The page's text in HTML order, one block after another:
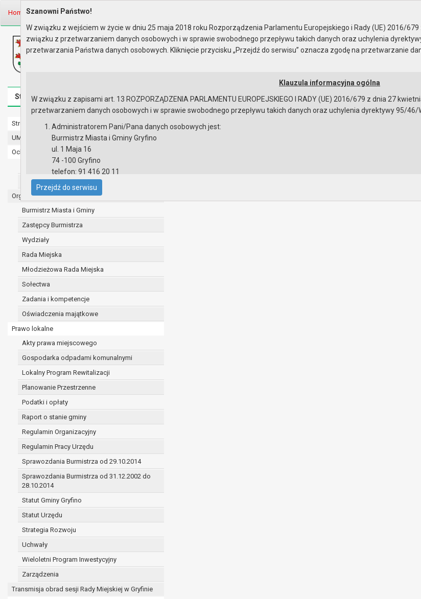
Home Informacje Wybory ławników 2019
Biuletyn Informacji Publicznej
Urząd Miasta i Gminy w Gryfinie
Strona główna Mapa serwisu Aktualności Redakcja Instrukcja korzystania Dostępność
Strona główna
UMiG - telefony wewnętrzne
Ochrona danych osobowych
Urząd Miasta i Gminy w Gryfinie
Straż Miejska
Organy
Burmistrz Miasta i Gminy
Zastępcy Burmistrza
Wydziały
Rada Miejska
Młodzieżowa Rada Miejska
Sołectwa
Zadania i kompetencje
Oświadczenia majątkowe
Prawo lokalne
Akty prawa miejscowego
Gospodarka odpadami komunalnymi
Lokalny Program Rewitalizacji
Planowanie Przestrzenne
Podatki i opłaty
Raport o stanie gminy
Regulamin Organizacyjny
Regulamin Pracy Urzędu
Sprawozdania Burmistrza od 29.10.2014
Sprawozdania Burmistrza od 31.12.2002 do
28.10.2014
Statut Gminy Gryfino
Statut Urzędu
Strategia Rozwoju
Uchwały
Wieloletni Program Inwestycyjny
Zarządzenia
Transmisja obrad sesji Rady Miejskiej w Gryfinie
Wybory ławników 2019
Szanowni Państwo!
W związku z wejściem w życie w dniu 25 maja 2018 roku Rozporządzenia Parlamentu Europejskiego i Rady (UE) 2016/
związku z przetwarzaniem danych osobowych i w sprawie swobodnego przepływu takich danych oraz uchylenia
przetwarzania Państwa danych osobowych. Kliknięcie przycisku „Przejdź do serwisu” oznacza zgodę na przetwarzanie
Klauzula informacyjna ogólna
W związku z zapisami art. 13 ROZPORZĄDZENIA PARLAMENTU EUROPEJSKIEGO I RADY (UE) 2016/679 z dnia 27
przetwarzaniem danych osobowych i w sprawie swobodnego przepływu takich danych oraz uchylenia dyrektywy 95/46/
Administratorem Pani/Pana danych osobowych jest:
Burmistrz Miasta i Gminy Gryfino
ul. 1 Maja 16
74 -100 Gryfino
telefon: 91 416 20 11
e-mail:
burmistrz@gryfino.pl
Dane kontaktowe Inspektora Ochrony Danych:
e-mail:iod@gryfino.pl
Pani/Pana dane osobowe przetwarzane są zgodnie z obowiązującymi przepisami prawa w celu:
realizacji zadań wynikających z przepisów prawa, a w szczególności ustawy z dnia 8 marca 1990 r. o
zawarcia i realizacji umów;
ochrony żywotnych interesów osoby, której dane dotyczą, lub innej osoby fizycznej;
w pozostałych przypadkach dane osobowe przetwarzane są wyłącznie na podstawie wcześniej udzielonej
W związku z przetwarzaniem danych w celu wskazanym w pkt. 3, dane osobowe mogą być udostępniane innym
osobowych. Odbiorcami mogą być:
podmioty upoważnione do odbioru danych osobowych na podstawie odpowiednich przepisów prawa.
Pani/Pana dane osobowe będą przetwarzane przez okres niezbędny do realizacji celu dla jakiego zostały
przepisy prawa powszechnie obowiązującego.
W przypadku, gdy dane osobowe przetwarzane są na podstawie zgody osoby, której dane dotyczą przetwarzanie
W przypadku, gdy dane osobowe przetwarzane są w celu zawarcia i realizacji umowy przetwarzanie odbywa się
czasie w zakresie wymaganym przez przepisy prawa lub dla zabezpieczenia ewentualnych roszczeń, a w
rozliczeniu umowy, do czasu wycofania tej zgody.
Ponadto w przypadku umów o dofinansowanie dane osobowe od momentu pozyskania przechowywane są
beneficjentem a określoną instytucją, trwałości danego projektu i konieczności zachowania dokumentacji projektu
W związku z przetwarzaniem przez administratora danych osobowych przysługuje Pani/Panu:
prawo dostępu do treści danych oraz otrzymywania ich kopii na podstawie art. 15 RODO;
prawo do żądania sprostowania danych na podstawie art. 16 RODO,
w przypadku gdy:
prawo do żądania usunięcia danych osobowych (tzw. prawo do bycia zapomnianym) na podstawie art. 17
dane nie są już niezbędne do celów, dla których były zebrane lub w inny sposób przetwarzane,
osoba, której dane dotyczą wycofała zgodę na przetwarzanie danych osobowych, która jest
dane osobowe przetwarzane są niezgodnie z prawem,
dane osobowe muszą być usunięte w celu wywiązania się z obowiązku wynikającego z przepisów
osoba, której dane dotyczą kwestionuje prawidłowość danych osobowych – na okres pozwalający
Przejdź do serwisu